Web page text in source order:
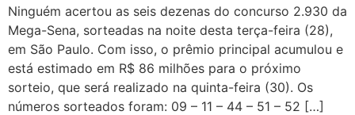
Ninguém acertou as seis dezenas do concurso 2.930 da
Mega-Sena, sorteadas na noite desta terça-feira (28),
em São Paulo. Com isso, o prêmio principal acumulou e
está estimado em R$ 86 milhões para o próximo
sorteio, que será realizado na quinta-feira (30). Os
números sorteados foram: 09 – 11 – 44 – 51 – 52 […]